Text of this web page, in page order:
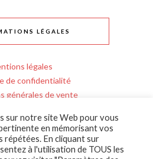
LÉGALES
légales
de confidentialité
générales de vente
situation de handicap
en formation
et retours bijoux
sur notre site Web pour vous
en mémorisant vos
En cliquant sur
à l'utilisation de TOUS les